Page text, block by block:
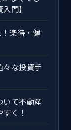
門】
楽待・健
々な投資手
いて不動産
く！